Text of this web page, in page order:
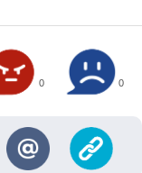
0 0